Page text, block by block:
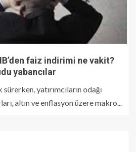
faiz indirimi ne vakit?
yabancılar
yatırımcıların odağı
altın ve enflasyon üzere makro...